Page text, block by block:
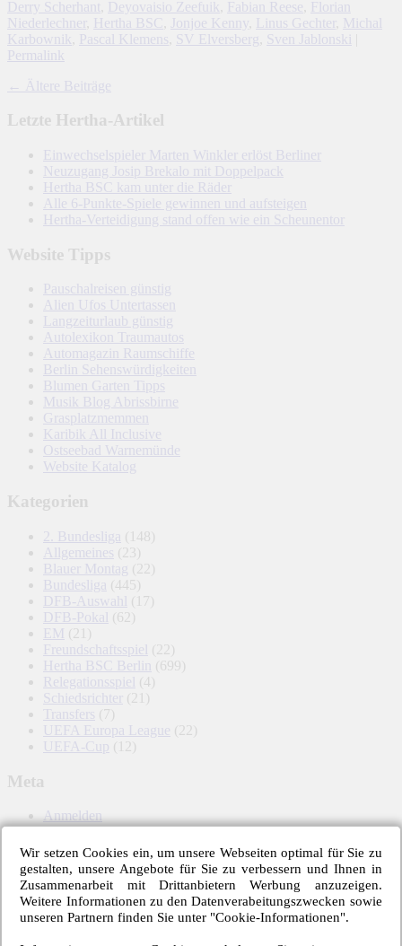
Derry Scherhant
Deyovaisio Zeefuik Fabian Reese
Florian
Niederlechner
Hertha BSC Jonjoe Kenny Linus Gechter
Michal
Karbownik
Pascal Klemens SV Elversberg Sven Jablonski
Permalink
←
Ältere Beiträge
Letzte Hertha-Artikel
Einwechselspieler Marten Winkler erlöst Berliner
Neuzugang Josip Brekalo mit Doppelpack
Hertha BSC kam unter die Räder
Alle 6-Punkte-Spiele gewinnen und aufsteigen
Hertha-Verteidigung stand offen wie ein Scheunentor
Website Tipps
Pauschalreisen günstig
Alien Ufos Untertassen
Langzeiturlaub günstig
Autolexikon Traumautos
Automagazin Raumschiffe
Berlin Sehenswürdigkeiten
Blumen Garten Tipps
Musik Blog Abrissbirne
Grasplatzmemmen
Karibik All Inclusive
Ostseebad Warnemünde
Website Katalog
Kategorien
2. Bundesliga (148)
Allgemeines (23)
Blauer Montag (22)
Bundesliga (445)
DFB-Auswahl
(17)
DFB-Pokal (62)
EM (21)
Freundschaftsspiel (22)
Hertha BSC Berlin
(699)
Relegationsspiel (4)
Schiedsrichter
(21)
Transfers (7)
UEFA Europa League (22)
UEFA-Cup (12)
Meta
Anmelden
Eintrags-Feed
Kommentar-Feed
WordPress.org
Wir setzen Cookies ein, um unsere Webseiten optimal für Sie zu
gestalten, unsere Angebote für Sie zu verbessern und Ihnen in
Zusammenarbeit mit Drittanbietern Werbung anzuzeigen.
Weitere Informationen zu den Datenverabeitungszwecken sowie
unseren Partnern finden Sie unter "Cookie-Informationen".